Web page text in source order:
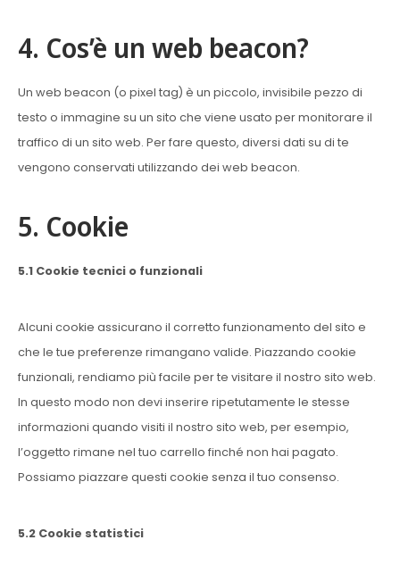
4. Cos’è un web beacon?
Un web beacon (o pixel tag) è un piccolo, invisibile pezzo di
testo o immagine su un sito che viene usato per monitorare il
traffico di un sito web. Per fare questo, diversi dati su di te
vengono conservati utilizzando dei web beacon.
5. Cookie
5.1 Cookie tecnici o funzionali
Alcuni cookie assicurano il corretto funzionamento del sito e
che le tue preferenze rimangano valide. Piazzando cookie
funzionali, rendiamo più facile per te visitare il nostro sito web.
In questo modo non devi inserire ripetutamente le stesse
informazioni quando visiti il nostro sito web, per esempio,
l’oggetto rimane nel tuo carrello finché non hai pagato.
Possiamo piazzare questi cookie senza il tuo consenso.
5.2 Cookie statistici